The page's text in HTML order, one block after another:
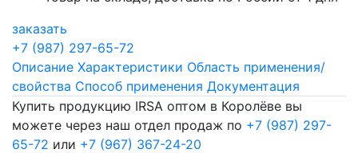
заказать
+7 (987) 297-65-72
Описание Характеристики Область применения/
свойства Способ применения Документация
Купить продукцию IRSA оптом в Королёве вы
можете через наш отдел продаж по +7 (987) 297-
65-72 или +7 (967) 367-24-20